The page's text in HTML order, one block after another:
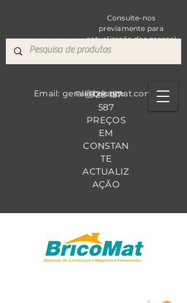
Consulte-nos
previamente para
actualização dos preços!
928 157
587
PREÇOS
EM
CONSTAN
TE
ACTUALIZ
AÇÃO
Fale Conosco
Email: geral@bricomat.com